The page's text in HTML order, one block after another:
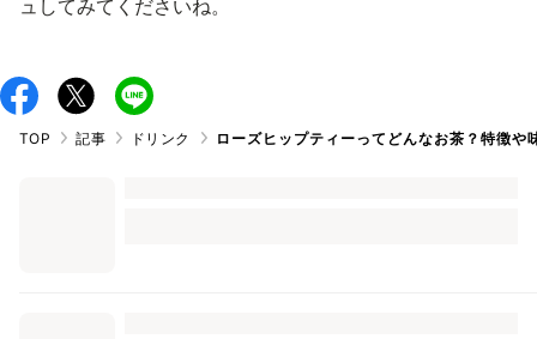
ュしてみてくださいね。
TOP 記事 ドリンク ローズヒップティーってどんなお茶？特徴や